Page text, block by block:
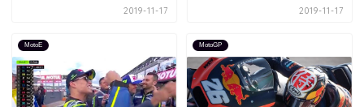
2019-11-17 2019-11-17
MotoE MotoGP